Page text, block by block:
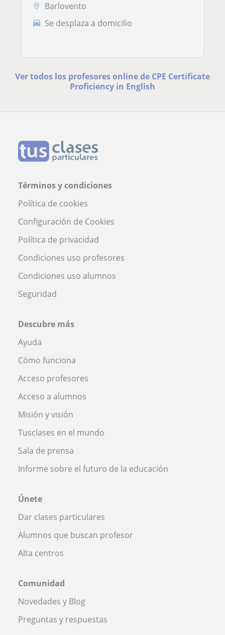
Barlovento
Se desplaza a domicilio
Ver todos los profesores online de CPE Certificate
Proficiency in English
Términos y condiciones
Política de cookies
Configuración de Cookies
Política de privacidad
Condiciones uso profesores
Condiciones uso alumnos
Seguridad
Descubre más
Ayuda
Cómo funciona
Acceso profesores
Acceso a alumnos
Misión y visión
Tusclases en el mundo
Sala de prensa
Informe sobre el futuro de la educación
Únete
Dar clases particulares
Alumnos que buscan profesor
Alta centros
Comunidad
Novedades y Blog
Preguntas y respuestas